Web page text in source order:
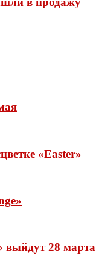
«Easter»
выйдут 28 марта